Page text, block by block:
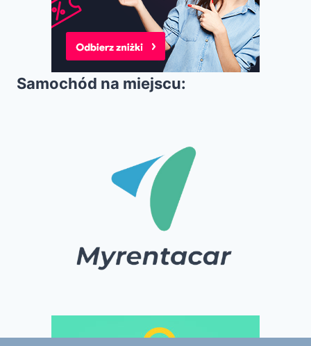
Samochód na miejscu: